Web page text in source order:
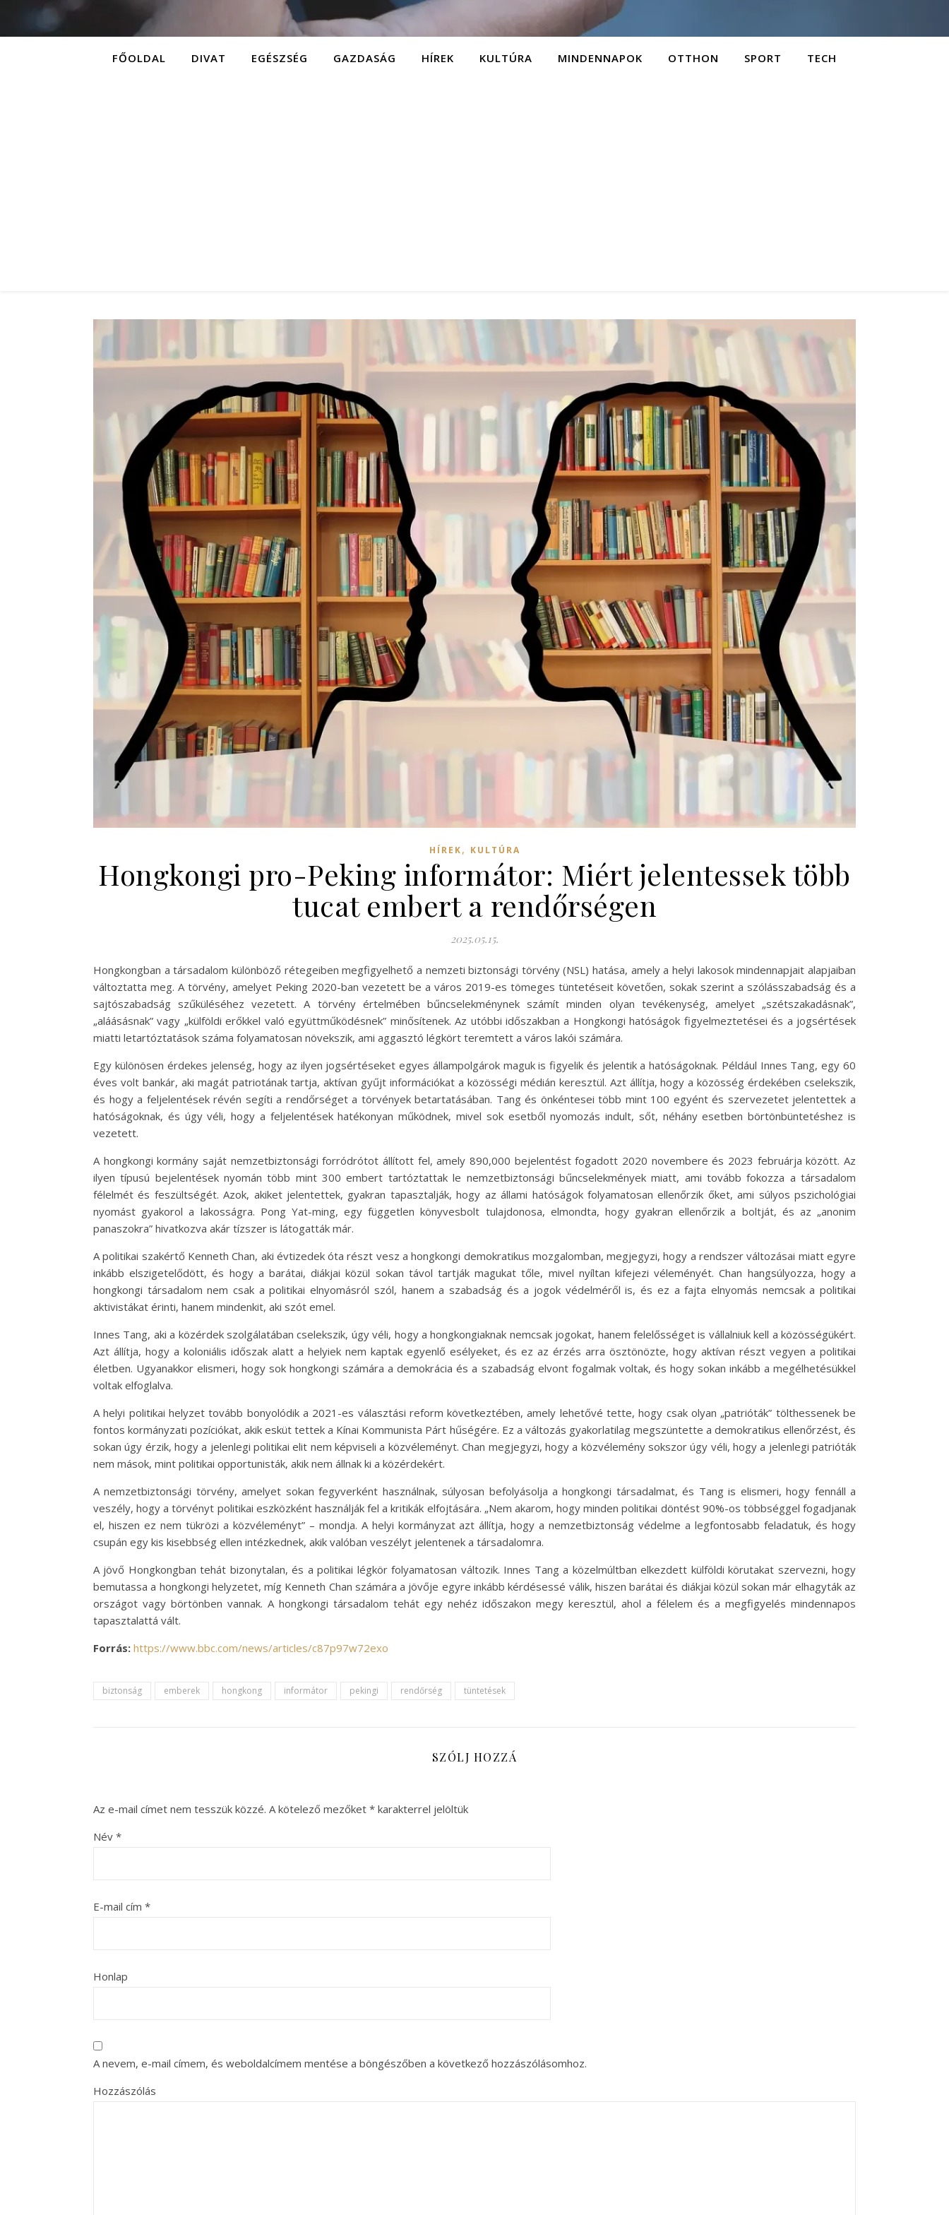
FŐOLDAL DIVAT EGÉSZSÉG GAZDASÁG HÍREK KULTÚRA MINDENNAPOK OTTHON SPORT TECH
HÍREK, KULTÚRA
Hongkongi pro-Peking informátor: Miért jelentessek több
tucat embert a rendőrségen
2025.05.15.
Hongkongban a társadalom különböző rétegeiben megfigyelhető a nemzeti biztonsági törvény (NSL) hatása, amely a helyi lakosok mindennapjait alapjaiban
változtatta meg. A törvény, amelyet Peking 2020-ban vezetett be a város 2019-es tömeges tüntetéseit követően, sokak szerint a szólásszabadság és a
sajtószabadság szűküléséhez vezetett. A törvény értelmében bűncselekménynek számít minden olyan tevékenység, amelyet „szétszakadásnak”,
„aláásásnak” vagy „külföldi erőkkel való együttműködésnek” minősítenek. Az utóbbi időszakban a Hongkongi hatóságok figyelmeztetései és a jogsértések
miatti letartóztatások száma folyamatosan növekszik, ami aggasztó légkört teremtett a város lakói számára.
Egy különösen érdekes jelenség, hogy az ilyen jogsértéseket egyes állampolgárok maguk is figyelik és jelentik a hatóságoknak. Például Innes Tang, egy 60
éves volt bankár, aki magát patriotának tartja, aktívan gyűjt információkat a közösségi médián keresztül. Azt állítja, hogy a közösség érdekében cselekszik,
és hogy a feljelentések révén segíti a rendőrséget a törvények betartatásában. Tang és önkéntesei több mint 100 egyént és szervezetet jelentettek a
hatóságoknak, és úgy véli, hogy a feljelentések hatékonyan működnek, mivel sok esetből nyomozás indult, sőt, néhány esetben börtönbüntetéshez is
vezetett.
A hongkongi kormány saját nemzetbiztonsági forródrótot állított fel, amely 890,000 bejelentést fogadott 2020 novembere és 2023 februárja között. Az
ilyen típusú bejelentések nyomán több mint 300 embert tartóztattak le nemzetbiztonsági bűncselekmények miatt, ami tovább fokozza a társadalom
félelmét és feszültségét. Azok, akiket jelentettek, gyakran tapasztalják, hogy az állami hatóságok folyamatosan ellenőrzik őket, ami súlyos pszichológiai
nyomást gyakorol a lakosságra. Pong Yat-ming, egy független könyvesbolt tulajdonosa, elmondta, hogy gyakran ellenőrzik a boltját, és az „anonim
panaszokra” hivatkozva akár tízszer is látogatták már.
A politikai szakértő Kenneth Chan, aki évtizedek óta részt vesz a hongkongi demokratikus mozgalomban, megjegyzi, hogy a rendszer változásai miatt egyre
inkább elszigetelődött, és hogy a barátai, diákjai közül sokan távol tartják magukat tőle, mivel nyíltan kifejezi véleményét. Chan hangsúlyozza, hogy a
hongkongi társadalom nem csak a politikai elnyomásról szól, hanem a szabadság és a jogok védelméről is, és ez a fajta elnyomás nemcsak a politikai
aktivistákat érinti, hanem mindenkit, aki szót emel.
Innes Tang, aki a közérdek szolgálatában cselekszik, úgy véli, hogy a hongkongiaknak nemcsak jogokat, hanem felelősséget is vállalniuk kell a közösségükért.
Azt állítja, hogy a koloniális időszak alatt a helyiek nem kaptak egyenlő esélyeket, és ez az érzés arra ösztönözte, hogy aktívan részt vegyen a politikai
életben. Ugyanakkor elismeri, hogy sok hongkongi számára a demokrácia és a szabadság elvont fogalmak voltak, és hogy sokan inkább a megélhetésükkel
voltak elfoglalva.
A helyi politikai helyzet tovább bonyolódik a 2021-es választási reform következtében, amely lehetővé tette, hogy csak olyan „patrióták” tölthessenek be
fontos kormányzati pozíciókat, akik esküt tettek a Kínai Kommunista Párt hűségére. Ez a változás gyakorlatilag megszüntette a demokratikus ellenőrzést, és
sokan úgy érzik, hogy a jelenlegi politikai elit nem képviseli a közvéleményt. Chan megjegyzi, hogy a közvélemény sokszor úgy véli, hogy a jelenlegi patrióták
nem mások, mint politikai opportunisták, akik nem állnak ki a közérdekért.
A nemzetbiztonsági törvény, amelyet sokan fegyverként használnak, súlyosan befolyásolja a hongkongi társadalmat, és Tang is elismeri, hogy fennáll a
veszély, hogy a törvényt politikai eszközként használják fel a kritikák elfojtására. „Nem akarom, hogy minden politikai döntést 90%-os többséggel fogadjanak
el, hiszen ez nem tükrözi a közvéleményt” – mondja. A helyi kormányzat azt állítja, hogy a nemzetbiztonság védelme a legfontosabb feladatuk, és hogy
csupán egy kis kisebbség ellen intézkednek, akik valóban veszélyt jelentenek a társadalomra.
A jövő Hongkongban tehát bizonytalan, és a politikai légkör folyamatosan változik. Innes Tang a közelmúltban elkezdett külföldi körutakat szervezni, hogy
bemutassa a hongkongi helyzetet, míg Kenneth Chan számára a jövője egyre inkább kérdésessé válik, hiszen barátai és diákjai közül sokan már elhagyták az
országot vagy börtönben vannak. A hongkongi társadalom tehát egy nehéz időszakon megy keresztül, ahol a félelem és a megfigyelés mindennapos
tapasztalattá vált.
Forrás: https://www.bbc.com/news/articles/c87p97w72exo
biztonság emberek hongkong informátor pekingi rendőrség tüntetések
SZÓLJ HOZZÁ
Az e-mail címet nem tesszük közzé. A kötelező mezőket * karakterrel jelöltük
Név *
E-mail cím *
Honlap
A nevem, e-mail címem, és weboldalcímem mentése a böngészőben a következő hozzászólásomhoz.
Hozzászólás